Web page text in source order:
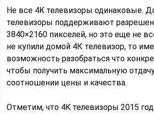
Не все 4K телевизоры одинаковые.
телевизоры поддерживают
3840×2160 пикселей, но это еще не
не купили домой 4К телевизор, то
возможность разобраться что
чтобы получить максимальную
соотношении цены и качества.
Отметим, что 4K телевизоры 2015